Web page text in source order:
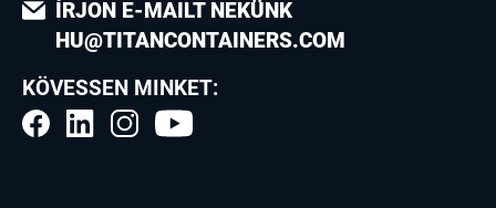
ÍRJON E-MAILT NEKÜNK
HU@TITANCONTAINERS.COM
KÖVESSEN MINKET: